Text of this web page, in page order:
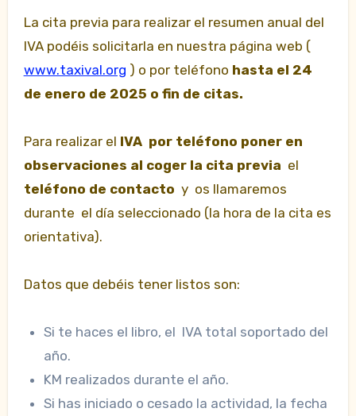
La cita previa para realizar el resumen anual del
IVA podéis solicitarla en nuestra página web (
www.taxival.org ) o por teléfono hasta el 24
de enero de 2025 o fin de citas.
Para realizar el IVA por teléfono poner en
observaciones al coger la cita previa el
teléfono de contacto y os llamaremos
durante el día seleccionado (la hora de la cita es
orientativa).
Datos que debéis tener listos son:
Si te haces el libro, el IVA total soportado del
año.
KM realizados durante el año.
Si has iniciado o cesado la actividad, la fecha